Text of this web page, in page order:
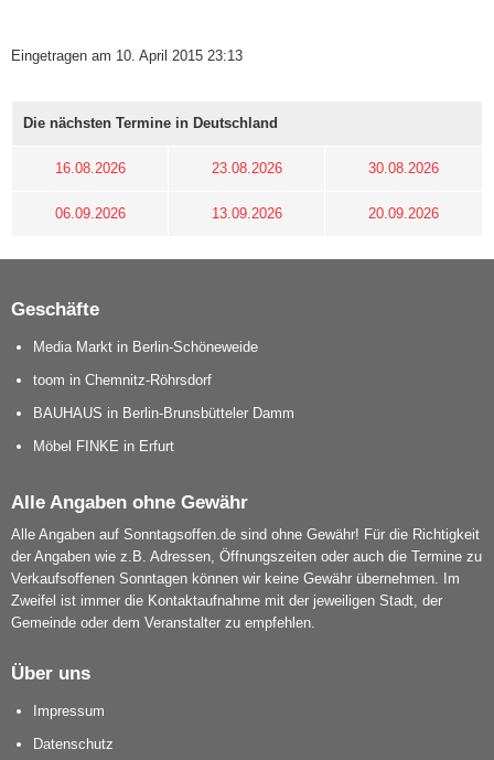
Eingetragen am 10. April 2015 23:13
Die nächsten Termine in Deutschland
16.08.2026 23.08.2026 30.08.2026
06.09.2026 13.09.2026 20.09.2026
Geschäfte
Media Markt in Berlin-Schöneweide
toom in Chemnitz-Röhrsdorf
BAUHAUS in Berlin-Brunsbütteler Damm
Möbel FINKE in Erfurt
Alle Angaben ohne Gewähr
Alle Angaben auf Sonntagsoffen.de sind ohne Gewähr! Für die Richtigkeit
der Angaben wie z.B. Adressen, Öffnungszeiten oder auch die Termine zu
Verkaufsoffenen Sonntagen können wir keine Gewähr übernehmen. Im
Zweifel ist immer die Kontaktaufnahme mit der jeweiligen Stadt, der
Gemeinde oder dem Veranstalter zu empfehlen.
Über uns
Impressum
Datenschutz